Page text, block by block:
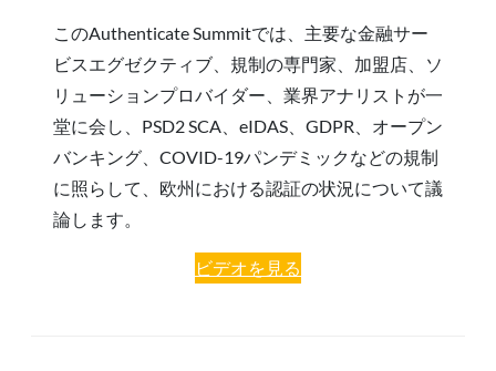
このAuthenticate Summitでは、主要な金融サー
ビスエグゼクティブ、規制の専門家、加盟店、ソ
リューションプロバイダー、業界アナリストが一
堂に会し、PSD2 SCA、eIDAS、GDPR、オープン
バンキング、COVID-19パンデミックなどの規制
に照らして、欧州における認証の状況について議
論します。
ビデオを見る